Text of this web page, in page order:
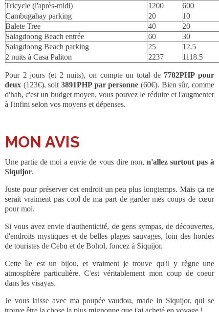
Tricycle (l'après-midi)
1200
600
Cambugahay parking
20
10
Balete Tree
40
20
Salagdoong Beach entrée
60
30
Salagdoong Beach parking
25
12.5
2 nuits à Casa Paliton
2237 1118.5
Pour 2 jours (et 2 nuits), on compte un total de 7782PHP pour
deux (123€), soit3891PHP par personne (60€). Bien sûr, comme
d'hab, c'est un budget moyen, vous pouvez le réduire et l'augmenter
à l'infini selon vos moyens et dépenses.
MON AVIS
Une partie de moi a envie de vous dire non, n'allez surtout pas à
Siquijor.
Juste pour préserver cet endroit un peu plus longtemps. Mais ça ne
serait vraiment pas cool de ma part de garder mes coups de cœur
pour moi.
Si vous avez envie d'authenticité, de gens sympas, de découvertes,
d'endroits mystiques et de belles plages sauvages, loin des hordes
de touristes de Cebu et de Bohol, foncez à Siquijor.
Cette île est un bijou, et vraiment je trouve qu'il y règne une
atmosphère particulière. C'est véritablement mon coup de coeur
dans les visayas.
Je vous laisse avec ma poupée vaudou, made in Siquijor, qui se